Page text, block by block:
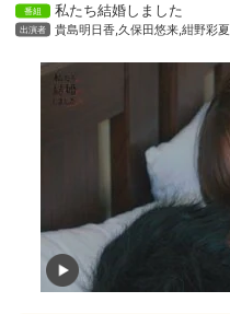
私たち結婚しました
貴島明日香,久保田悠来,紺野彩夏